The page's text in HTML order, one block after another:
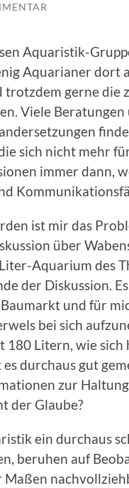
Aquaristik-
Aquarianer dort
trotzdem gerne die
Viele Beratungen
sich nicht mehr
immer dann,
ist mir das
über
Aquarium des
der Diskussion.
und für
bei sich
180 Litern, wie
durchaus gut
zur
der Glaube?
ein durchaus
beruhen auf